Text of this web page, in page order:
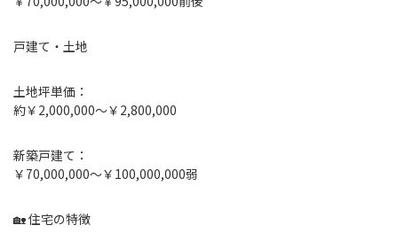
戸建て・土地
土地坪単価：
約￥2,000,000〜￥2,800,000
新築戸建て：
￥70,000,000〜￥100,000,000弱
🏡 住宅の特徴